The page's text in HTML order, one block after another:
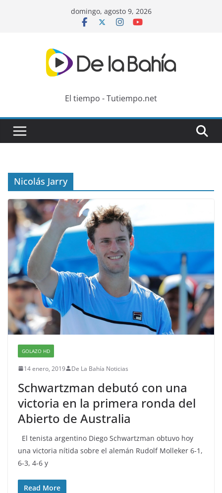
domingo, agosto 9, 2026
El tiempo - Tutiempo.net
Nicolás Jarry
GOLAZO HD
14 enero, 2019 De La Bahía Noticias
Schwartzman debutó con una
victoria en la primera ronda del
Abierto de Australia
El tenista argentino Diego Schwartzman obtuvo hoy
una victoria nítida sobre el alemán Rudolf Molleker 6-1,
6-3, 4-6 y
Read More